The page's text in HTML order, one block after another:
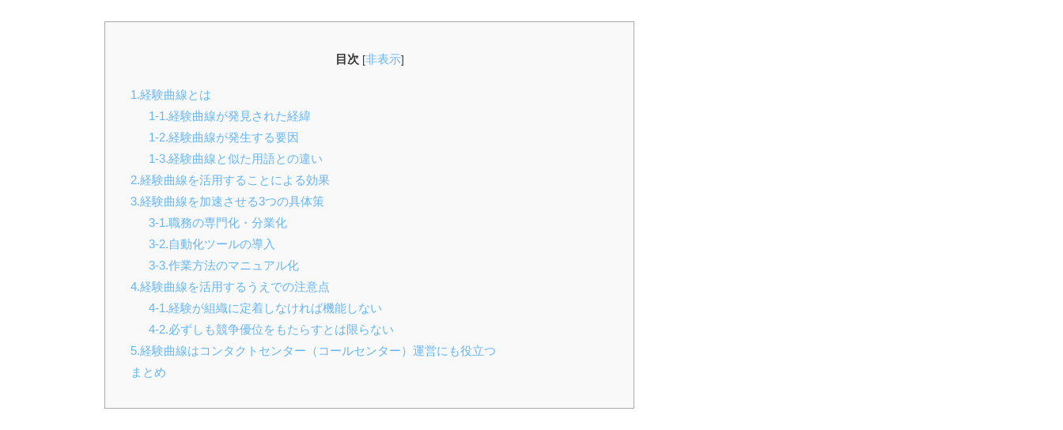
目次 [非表示]
1.経験曲線とは
1-1.経験曲線が発見された経緯
1-2.経験曲線が発生する要因
1-3.経験曲線と似た用語との違い
2.経験曲線を活用することによる効果
3.経験曲線を加速させる3つの具体策
3-1.職務の専門化・分業化
3-2.自動化ツールの導入
3-3.作業方法のマニュアル化
4.経験曲線を活用するうえでの注意点
4-1.経験が組織に定着しなければ機能しない
4-2.必ずしも競争優位をもたらすとは限らない
5.経験曲線はコンタクトセンター（コールセンター）運営にも役立つ
まとめ